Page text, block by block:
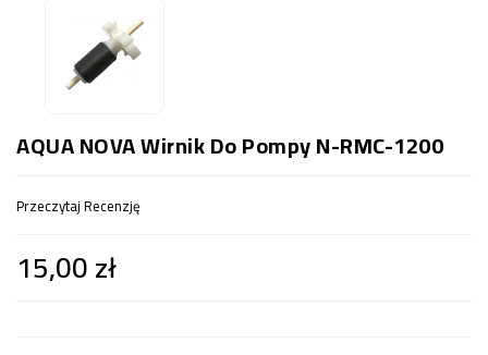
AQUA NOVA Wirnik Do Pompy N-RMC-1200
Przeczytaj Recenzję
15,00 zł